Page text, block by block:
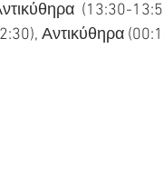
(13:30-
Αντικύθηρα